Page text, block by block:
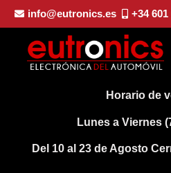
info@eutronics.es +34 601
Horario de
Lunes a Viernes
Del 10 al 23 de Agosto